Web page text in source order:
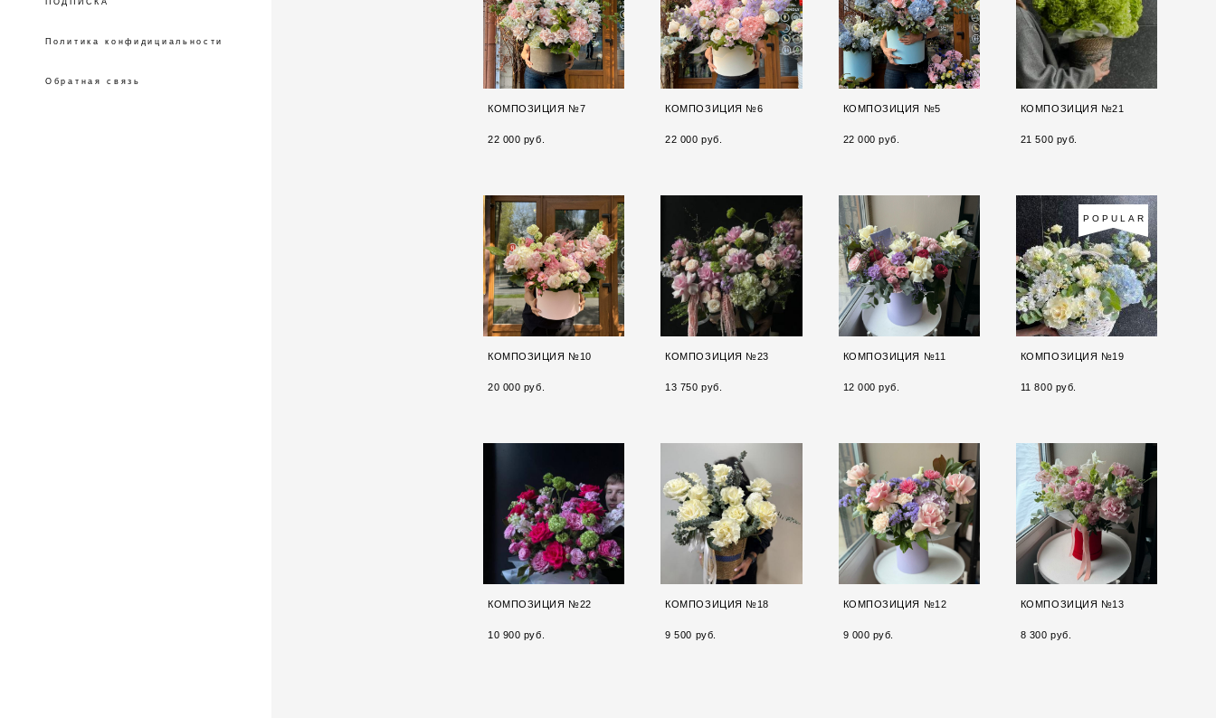
ПОДПИСКА
Политика конфидициальности
Обратная связь
КОМПОЗИЦИЯ №7
22 000 pуб.
КОМПОЗИЦИЯ №6
22 000 pуб.
КОМПОЗИЦИЯ №5
22 000 pуб.
КОМПОЗИЦИЯ №21
21 500 pуб.
КОМПОЗИЦИЯ №10
20 000 pуб.
КОМПОЗИЦИЯ №23
13 750 pуб.
КОМПОЗИЦИЯ №11
12 000 pуб.
POPULAR
КОМПОЗИЦИЯ №19
11 800 pуб.
КОМПОЗИЦИЯ №22
10 900 pуб.
КОМПОЗИЦИЯ №18
9 500 pуб.
КОМПОЗИЦИЯ №12
9 000 pуб.
КОМПОЗИЦИЯ №13
8 300 pуб.